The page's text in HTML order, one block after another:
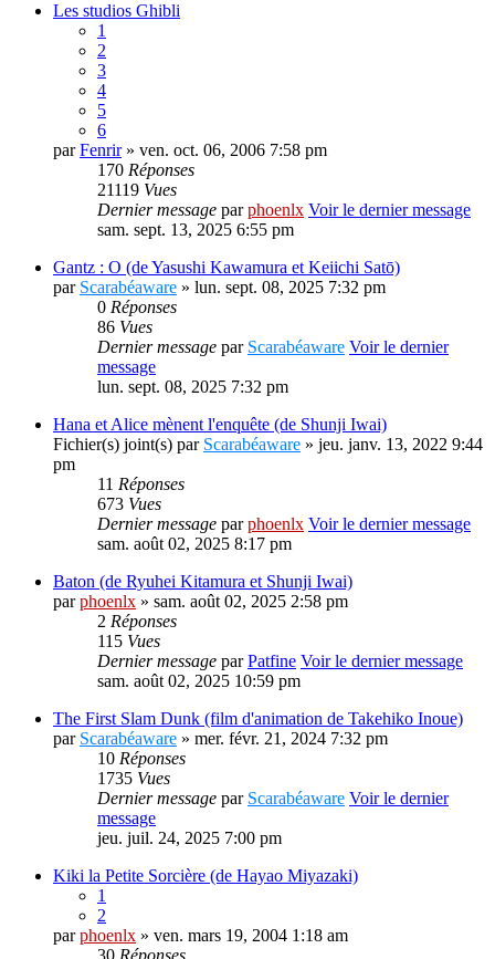
Les studios Ghibli
1
2
3
4
5
6
parFenrir» ven. oct. 06, 2006 7:58 pm
170 Réponses
21119 Vues
Dernier message parphoenlx Voir le dernier message
sam. sept. 13, 2025 6:55 pm
Gantz : O (de Yasushi Kawamura et Keiichi Satō)
par Scarabéaware » lun. sept. 08, 2025 7:32 pm
0 Réponses
86 Vues
Dernier message par Scarabéaware Voir le dernier
message
lun. sept. 08, 2025 7:32 pm
Hana et Alice mènent l'enquête (de Shunji Iwai)
Fichier(s) joint(s) par Scarabéaware » jeu. janv. 13, 2022 9:44
pm
11 Réponses
673 Vues
Dernier message parphoenlx Voir le dernier message
sam. août 02, 2025 8:17 pm
Baton (de Ryuhei Kitamura et Shunji Iwai)
parphoenlx » sam. août 02, 2025 2:58 pm
2 Réponses
115 Vues
Dernier message parPatfine Voir le dernier message
sam. août 02, 2025 10:59 pm
The First Slam Dunk (film d'animation de Takehiko Inoue)
par Scarabéaware » mer. févr. 21, 2024 7:32 pm
10 Réponses
1735 Vues
Dernier message par Scarabéaware Voir le dernier
message
jeu. juil. 24, 2025 7:00 pm
Kiki la Petite Sorcière (de Hayao Miyazaki)
1
2
parphoenlx » ven. mars 19, 2004 1:18 am
30 Réponses